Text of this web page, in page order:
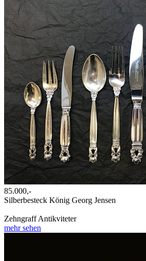
85.000,-
Silberbesteck König Georg Jensen
Zehngraff Antikviteter
mehr sehen